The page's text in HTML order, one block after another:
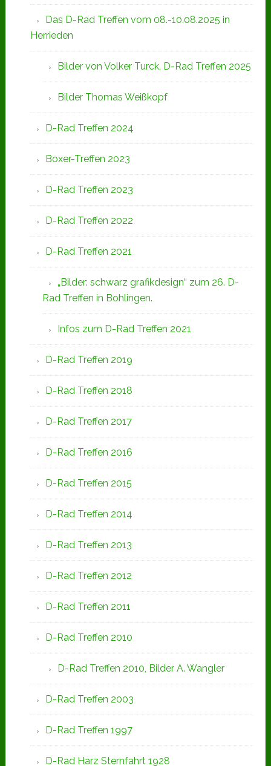
Das D-Rad Treffen vom 08.-10.08.2025 in
Herrieden
Bilder von Volker Turck, D-Rad Treffen 2025
Bilder Thomas Weißkopf
D-Rad Treffen 2024
Boxer-Treffen 2023
D-Rad Treffen 2023
D-Rad Treffen 2022
D-Rad Treffen 2021
„Bilder: schwarz grafikdesign“ zum 26. D-
Rad Treffen in Bohlingen.
Infos zum D-Rad Treffen 2021
D-Rad Treffen 2019
D-Rad Treffen 2018
D-Rad Treffen 2017
D-Rad Treffen 2016
D-Rad Treffen 2015
D-Rad Treffen 2014
D-Rad Treffen 2013
D-Rad Treffen 2012
D-Rad Treffen 2011
D-Rad Treffen 2010
D-Rad Treffen 2010, Bilder A. Wangler
D-Rad Treffen 2003
D-Rad Treffen 1997
D-Rad Harz Sternfahrt 1928